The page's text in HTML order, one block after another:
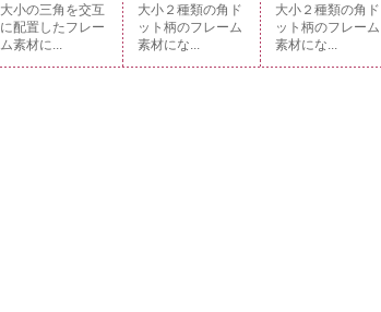
大小の三角を交互
に配置したフレー
ム素材に...
大小２種類の角ド
ット柄のフレーム
素材にな...
大小２種類の角ド
ット柄のフレーム
素材にな...